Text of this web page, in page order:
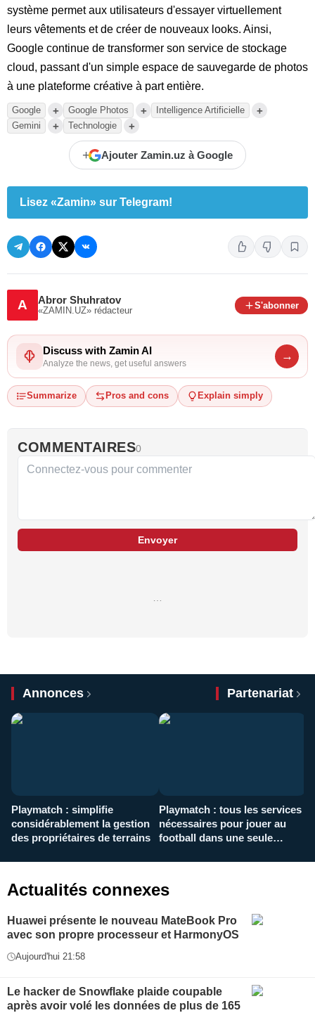
système permet aux utilisateurs d'essayer virtuellement
leurs vêtements et de créer de nouveaux looks. Ainsi,
Google continue de transformer son service de stockage
cloud, passant d'un simple espace de sauvegarde de photos
à une plateforme créative à part entière.
Google + Google Photos + Intelligence Artificielle +
Gemini + Technologie +
+ Ajouter Zamin.uz à Google
Lisez «Zamin» sur Telegram!
A Abror Shuhratov
«ZAMIN.UZ» rédacteur
S'abonner
Discuss with Zamin AI
Analyze the news, get useful answers
→
Summarize Pros and cons Explain simply
COMMENTAIRES0
Envoyer
…
Annonces Partenariat
Playmatch : simplifie
considérablement la gestion
des propriétaires de terrains
Playmatch : tous les services
nécessaires pour jouer au
football dans une seule
Actualités connexes
Huawei présente le nouveau MateBook Pro
avec son propre processeur et HarmonyOS
Aujourd'hui 21:58
Le hacker de Snowflake plaide coupable
après avoir volé les données de plus de 165